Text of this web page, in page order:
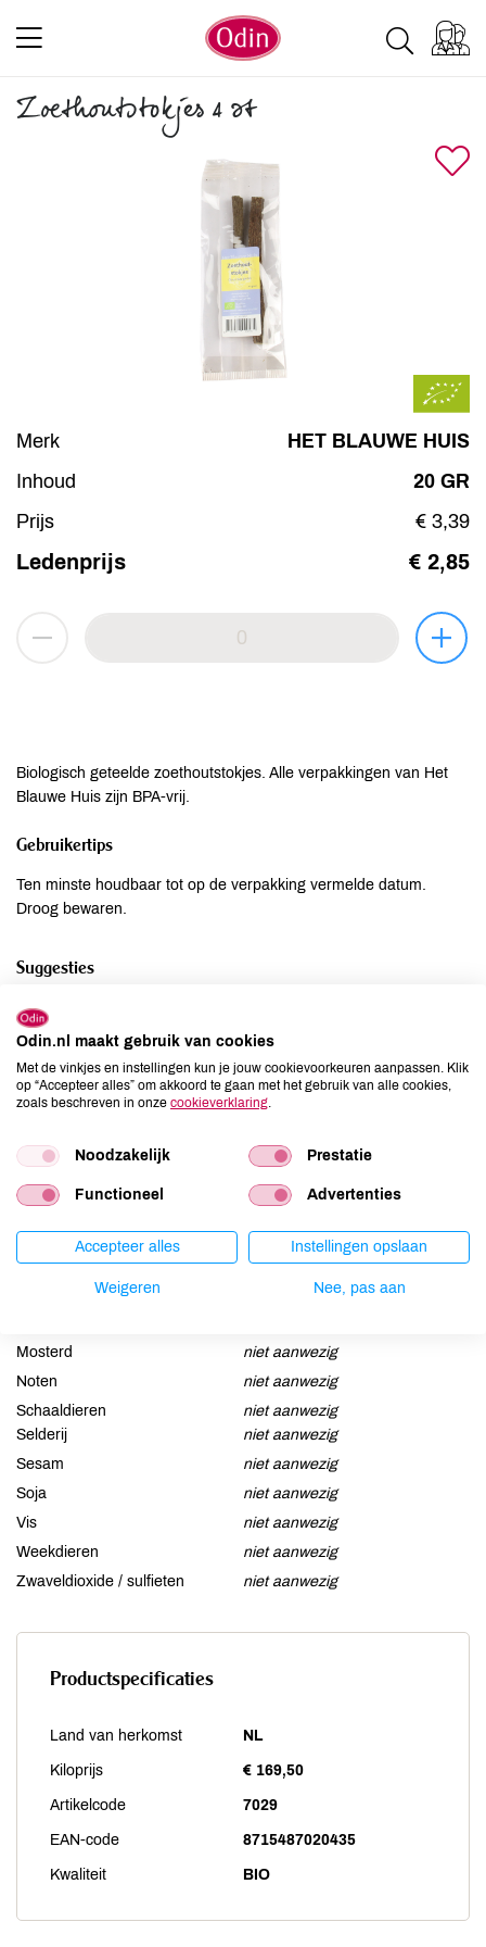
Zoethoutstokjes 4 st
Merk
HET BLAUWE HUIS
Inhoud
20 GR
Prijs
€ 3,39
Ledenprijs € 2,85
Biologisch geteelde zoethoutstokjes. Alle verpakkingen van Het
Blauwe Huis zijn BPA-vrij.
Gebruikertips
Ten minste houdbaar tot op de verpakking vermelde datum.
Droog bewaren.
Suggesties
Roer een stokje door uw thee als natuurlijk zoetmiddel.
Ingrediënten
zoethout*.
Allergenen
Aardnoten
niet aanwezig
Ei
niet aanwezig
Gluten
niet aanwezig
niet aanwezig
Mosterd
niet aanwezig
Noten
niet aanwezig
Schaaldieren
niet aanwezig
Selderij
niet aanwezig
Sesam
niet aanwezig
Soja
niet aanwezig
Vis
niet aanwezig
Weekdieren
niet aanwezig
Zwaveldioxide / sulfieten
niet aanwezig
Productspecificaties
Land van herkomst NL
Kiloprijs € 169,50
Artikelcode 7029
EAN-code 8715487020435
Kwaliteit BIO
Odin.nl maakt gebruik van cookies
Met de vinkjes en instellingen kun je jouw cookievoorkeuren aanpassen. Klik
op “Accepteer alles” om akkoord te gaan met het gebruik van alle cookies,
zoals beschreven in onze cookieverklaring
Noodzakelijk Prestatie
Functioneel Advertenties
Accepteer alles Instellingen opslaan
Weigeren Nee, pas aan